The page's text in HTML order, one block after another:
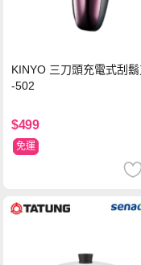
KINYO 三刀頭充電式刮
-502
$499
免運